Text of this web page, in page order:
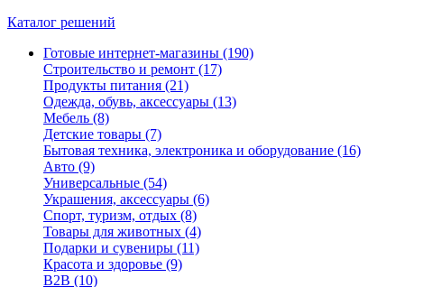
Каталог решений
Готовые интернет-магазины (190)
Строительство и ремонт (17)
Продукты питания (21)
Одежда, обувь, аксессуары (13)
Мебель (8)
Детские товары (7)
Бытовая техника, электроника и оборудование (16)
Авто (9)
Универсальные (54)
Украшения, аксессуары (6)
Спорт, туризм, отдых (8)
Товары для животных (4)
Подарки и сувениры (11)
Красота и здоровье (9)
B2B (10)